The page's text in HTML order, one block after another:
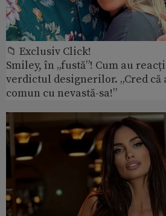
📁 Exclusiv Click!
Smiley, în „fustă”! Cum au
verdictul designerilor. „Cred
comun cu nevastă-sa!”